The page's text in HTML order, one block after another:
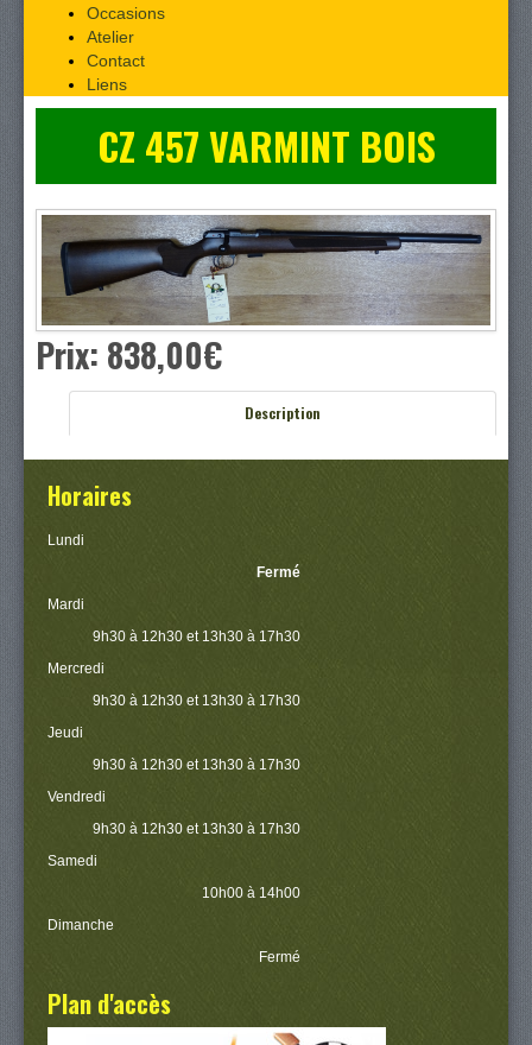
Occasions
Atelier
Contact
Liens
CZ 457 VARMINT BOIS
Prix: 838,00‎€
Description
Horaires
Lundi
Fermé
Mardi
9h30 à 12h30 et 13h30 à 17h30
Mercredi
9h30 à 12h30 et 13h30 à 17h30
Jeudi
9h30 à 12h30 et 13h30 à 17h30
Vendredi
9h30 à 12h30 et 13h30 à 17h30
Samedi
10h00 à 14h00
Dimanche
Fermé
Plan d'accès